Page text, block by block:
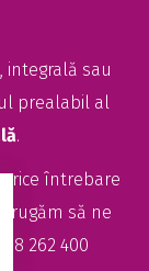
integrală sau
prealabil al
.
întrebare
rugăm să ne
262 400